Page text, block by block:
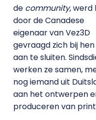
de community, werd
door de Canadese
eigenaar van Vez3D
gevraagd zich bij hen
aan te sluiten.
werken ze samen,
nog iemand uit
aan het ontwerpen
produceren van